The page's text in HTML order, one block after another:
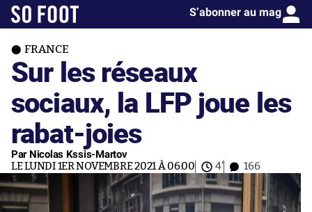
S’abonner au mag
FRANCE
Sur les réseaux
sociaux, la LFP joue les
rabat-joies
Par Nicolas Kssis-Martov
LE LUNDI 1ER NOVEMBRE 2021 À 06:00 4' 166